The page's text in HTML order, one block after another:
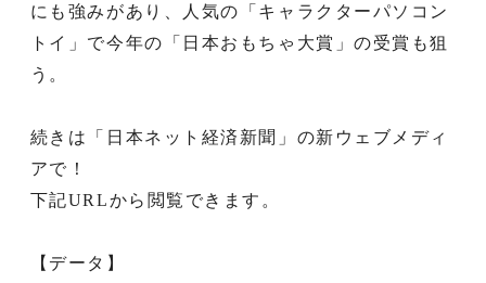
にも強みがあり、人気の「キャラクターパソコン
トイ」で今年の「日本おもちゃ大賞」の受賞も狙
う。
続きは「日本ネット経済新聞」の新ウェブメディ
アで！
下記URLから閲覧できます。
【データ】